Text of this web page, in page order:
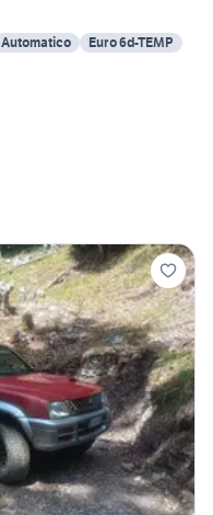
Automatico Euro 6d-TEMP